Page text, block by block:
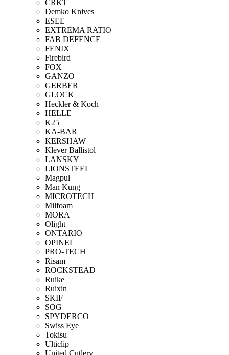
CRKT
Demko Knives
ESEE
EXTREMA RATIO
FAB DEFENCE
FENIX
Firebird
FOX
GANZO
GERBER
GLOCK
Heckler & Koch
HELLE
K25
KA-BAR
KERSHAW
Klever Ballistol
LANSKY
LIONSTEEL
Magpul
Man Kung
MICROTECH
Milfoam
MORA
Olight
ONTARIO
OPINEL
PRO-TECH
Risam
ROCKSTEAD
Ruike
Ruixin
SKIF
SOG
SPYDERCO
Swiss Eye
Tokisu
Ulticlip
United Cutlery